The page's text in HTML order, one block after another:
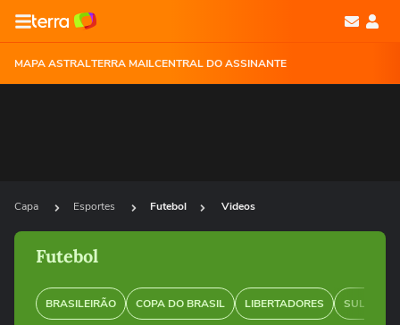
MAPA ASTRALTERRA MAILCENTRAL DO ASSINANTE
Capa Esportes Futebol Videos
Futebol
BRASILEIRÃO COPA DO BRASIL LIBERTADORES SUL-